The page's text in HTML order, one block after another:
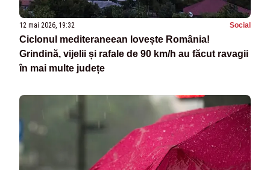
12 mai 2026, 19:32 Social
Ciclonul mediteraneean lovește România!
Grindină, vijelii și rafale de 90 km/h au făcut ravagii
în mai multe județe